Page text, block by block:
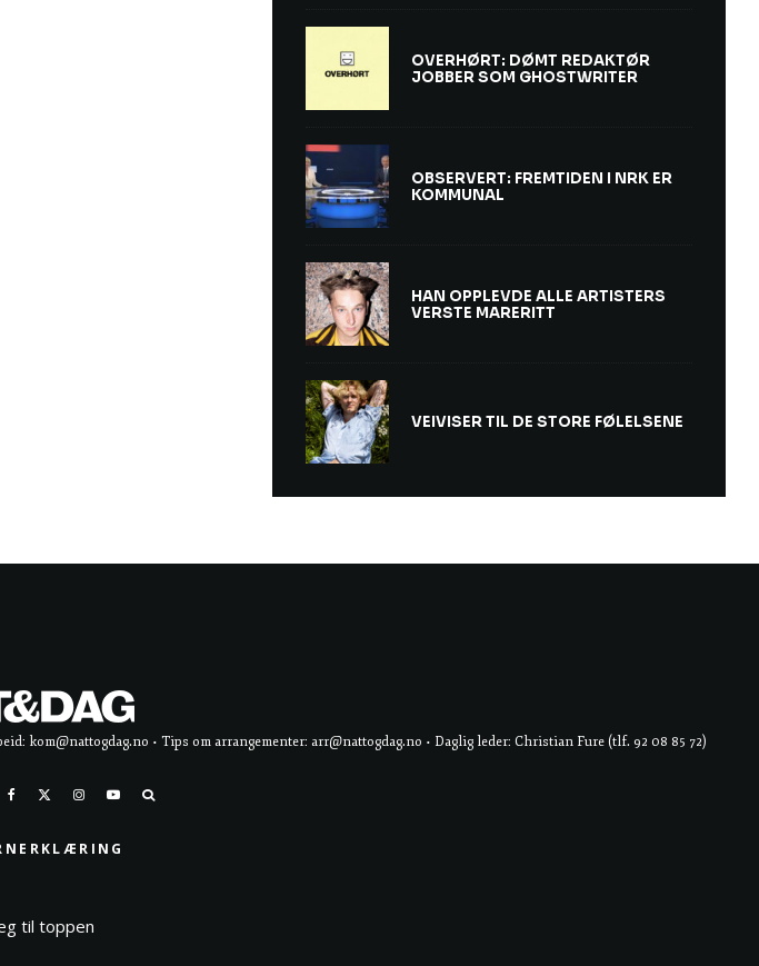
OVERHØRT: DØMT REDAKTØR
JOBBER SOM GHOSTWRITER
OBSERVERT: FREMTIDEN I NRK ER
KOMMUNAL
HAN OPPLEVDE ALLE ARTISTERS
VERSTE MARERITT
VEIVISER TIL DE STORE FØLELSENE
kom@nattogdag.no • Tips om arrangementer: arr@nattogdag.no • Daglig leder: Christian Fure (tlf. 92 08 85 72)
til toppen